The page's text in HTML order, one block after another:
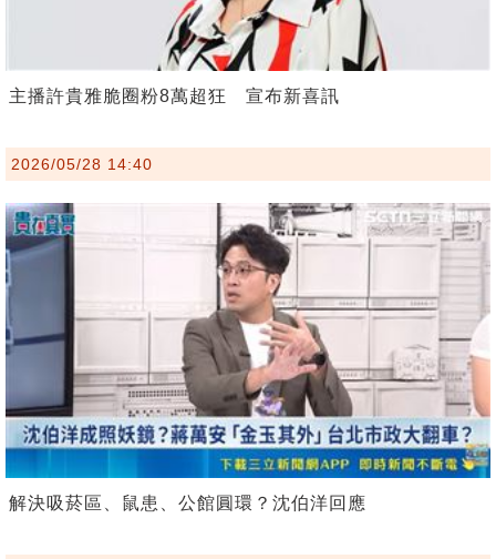
主播許貴雅脆圈粉8萬超狂 宣布新喜訊
2026/05/28 14:40
解決吸菸區、鼠患、公館圓環？沈伯洋回應